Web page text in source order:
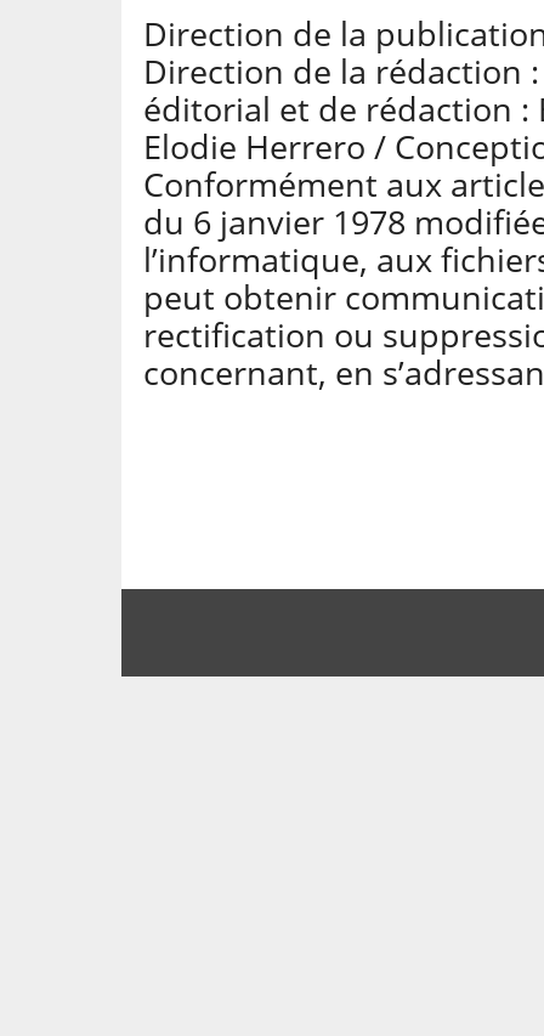
Direction de la
Direction de la rédaction
éditorial et de rédaction :
Elodie Herrero /
Conformément aux
du 6 janvier 1978
l’informatique, aux
peut obtenir
rectification ou
concernant, en